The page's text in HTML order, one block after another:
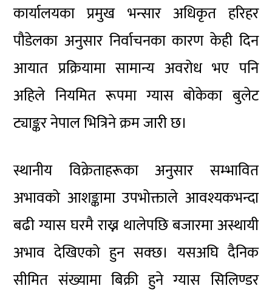
कार्यालयका प्रमुख भन्सार अधिकृत हरिहर
पौडेलका अनुसार निर्वाचनका कारण केही दिन
आयात प्रक्रियामा सामान्य अवरोध भए पनि
अहिले नियमित रूपमा ग्यास बोकेका बुलेट
ट्याङ्कर नेपाल भित्रिने क्रम जारी छ।
स्थानीय विक्रेताहरूका अनुसार सम्भावित
अभावको आशङ्कामा उपभोक्ताले आवश्यकभन्दा
बढी ग्यास घरमै राख्न थालेपछि बजारमा अस्थायी
अभाव देखिएको हुन सक्छ। यसअघि दैनिक
सीमित संख्यामा बिक्री हुने ग्यास सिलिण्डर